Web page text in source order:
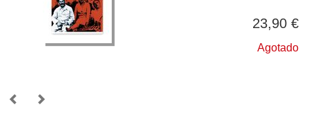
23,90 €
Agotado